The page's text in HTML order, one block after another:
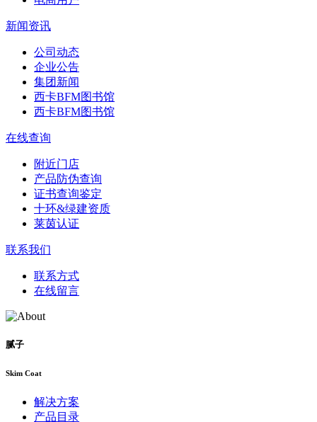
新闻资讯
公司动态
企业公告
集团新闻
西卡BFM图书馆
西卡BFM图书馆
在线查询
附近门店
产品防伪查询
证书查询鉴定
十环&绿建资质
莱茵认证
联系我们
联系方式
在线留言
腻子
Skim Coat
解决方案
产品目录